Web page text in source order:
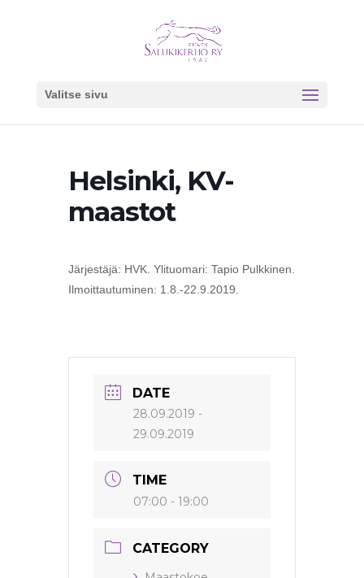
Valitse sivu
Helsinki, KV-
maastot
Järjestäjä: HVK. Ylituomari: Tapio Pulkkinen.
Ilmoittautuminen: 1.8.-22.9.2019.
DATE
28.09.2019 -
29.09.2019
TIME
07:00 - 19:00
CATEGORY